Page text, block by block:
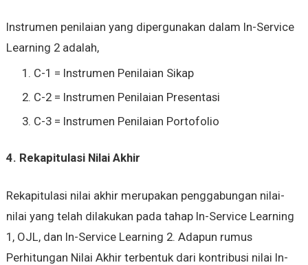
Instrumen penilaian yang dipergunakan dalam In-Service
Learning 2 adalah,
C-1 = Instrumen Penilaian Sikap
C-2 = Instrumen Penilaian Presentasi
C-3 = Instrumen Penilaian Portofolio
4. Rekapitulasi Nilai Akhir
Rekapitulasi nilai akhir merupakan penggabungan nilai-
nilai yang telah dilakukan pada tahap In-Service Learning
1, OJL, dan In-Service Learning 2. Adapun rumus
Perhitungan Nilai Akhir terbentuk dari kontribusi nilai In-